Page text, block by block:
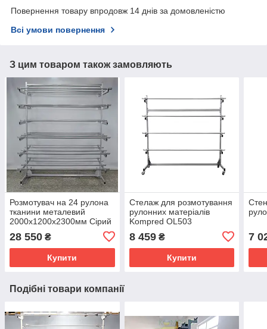
Повернення товару впродовж 14 днів за домовленістю
Всі умови повернення
З цим товаром також замовляють
Розмотувач на 24 рулона
тканини металевий
2000х1200х2300мм Сірий
OL446
28 550 ₴
Купити
Стелаж для розмотування
рулонних матеріалів
Kompred OL503
8 459₴
Купити
7
Подібні товари компанії